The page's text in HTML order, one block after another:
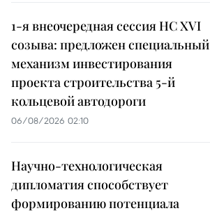
1-я внеочередная сессия НС XVI
созыва: предложен специальный
механизм инвестирования
проекта строительства 5-й
кольцевой автодороги
06/08/2026 02:10
Научно-технологическая
дипломатия способствует
формированию потенциала